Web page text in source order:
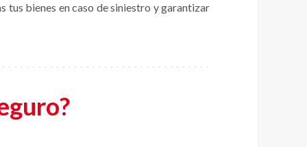
tus bienes en caso de siniestro y garantizar